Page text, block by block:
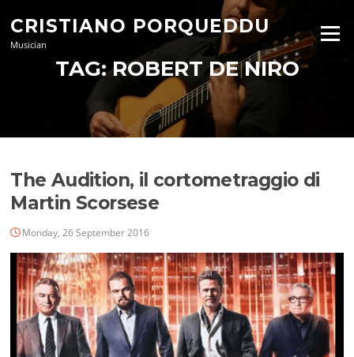
content
CRISTIANO PORQUEDDU
Musician
Menu
TAG:ROBERT DE NIRO
The Audition, il cortometraggio di
Martin Scorsese
Monday, 26 September 2016